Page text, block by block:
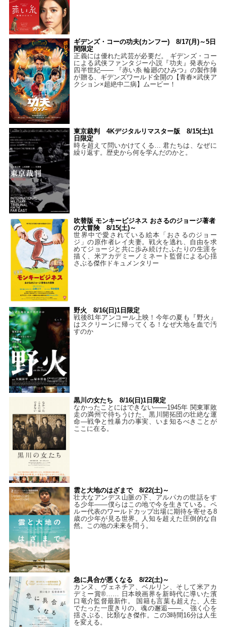
ギデンズ・コーの功夫(カンフー) 8/17(月)～5日
間限定
正義には優れた武芸が必要だ。 ギデンズ・コー
による武侠ファンタジー小説『功夫』発表から
四半世紀―― 『赤い糸 輪廻のひみつ』の製作陣
が贈る、ギデンズワールド全開の【青春×武侠ア
クション×超絶中二病】ムービー！
東京裁判 4Kデジタルリマスター版 8/15(土)1
日限定
時を超えて問いかけてくる… 君たちは、なぜに
繰り返す。歴史から何を学んだのかと。
吹替版 モンキービジネス おさるのジョージ著者
の大冒険 8/15(土)～
世界中で愛されている絵本「おさるのジョー
ジ」の原作者レイ夫妻。戦火を逃れ、自由を求
めてジョージと共に歩み続けたふたりの生涯を
描く、米アカデミーノミネート監督による心揺
さぶる傑作ドキュメンタリー
野火 8/16(日)1日限定
戦後81年アンコール上映！今年の夏も『野火』
はスクリーンに帰ってくる！なぜ大地を血で汚
すのか
黒川の女たち 8/16(日)1日限定
なかったことにはできない——1945年 関東軍敗
走の満州で待ちうけた、黒川開拓団の壮絶な運
命―戦争と性暴力の事実、いま知るべきことが
ここに在る。
雲と大地のはざまで 8/22(土)～
壮大なアンデス山脈の下、アルパカの世話をす
る少年――僕らはこの地で今を生きている。ペ
ルー代表のワールドカップ出場に期待を寄せる8
歳の少年が見る世界。人知を超えた圧倒的な自
然。この地の未来を問う。
急に具合が悪くなる 8/22(土)～
カンヌ、ヴェネチア、ベルリン、そして米アカ
デミー賞®…… 日本映画界を新時代に導いた濱
口竜介監督最新作。 国籍も言葉も超えた、人生
でたった一度きりの、魂の邂逅――。 強く心を
揺さぶる、比類なき傑作。この3時間16分は人生
を変える。